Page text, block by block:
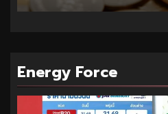
Energy Force